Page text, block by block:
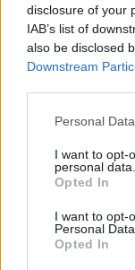
disclosure of your
IAB’s list of
also be disclosed
Downstream
Please note that
not limited to your
grant or deny
use your data for
consent section.
Personal
I want to opt-
personal data.
Opted In
I want to opt-
Personal
Opted In